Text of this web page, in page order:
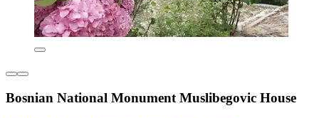
Bosnian National Monument Muslibegovic House